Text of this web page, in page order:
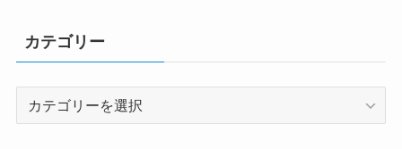
カテゴリー